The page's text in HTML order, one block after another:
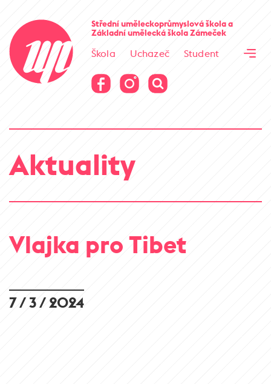
Střední uměleckoprůmyslová školaa
Základní umělecká školaZámeček
Škola Uchazeč
Student
Virtuální prohlídka
Virtuální prohlídka
Aktuality
Vlajka pro Tibet
7 / 3 / 2024